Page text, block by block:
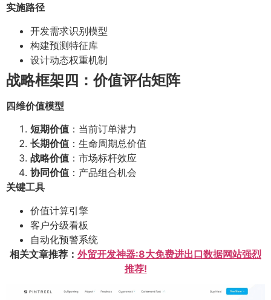
实施路径
开发需求识别模型
构建预测特征库
设计动态权重机制
战略框架四：价值评估矩阵
四维价值模型
短期价值 ：当前订单潜力
长期价值 ：生命周期总价值
战略价值 ：市场标杆效应
协同价值 ：产品组合机会
关键工具
价值计算引擎
客户分级看板
自动化预警系统
相关文章推荐： 外贸开发神器:8大免费进出口数据网站强烈
推荐!